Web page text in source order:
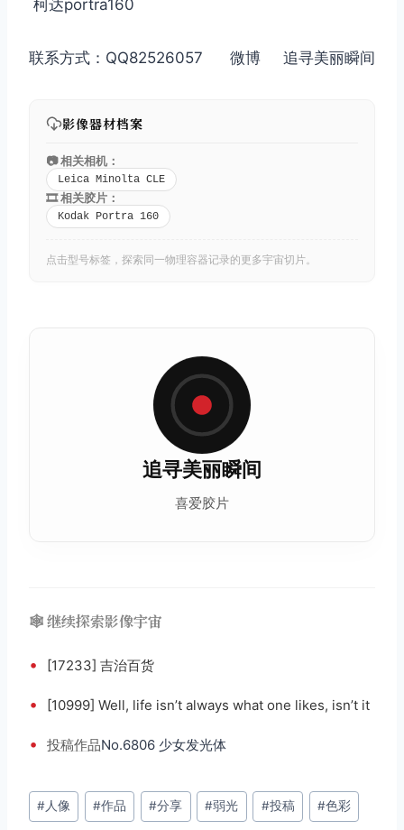
柯达portra160
联系方式：QQ82526057 微博 追寻美丽瞬间
影像器材档案
📷 相关相机：
Leica Minolta CLE
🎞️ 相关胶片：
Kodak Portra 160
点击型号标签，探索同一物理容器记录的更多宇宙切片。
追寻美丽瞬间
喜爱胶片
🕸️ 继续探索影像宇宙
• [17233] 吉治百货
• [10999] Well, life isn’t always what one likes, isn’t it
• 投稿作品No.6806 少女发光体
文
章
#人像 #作品 #分享 #弱光 #投稿 #色彩